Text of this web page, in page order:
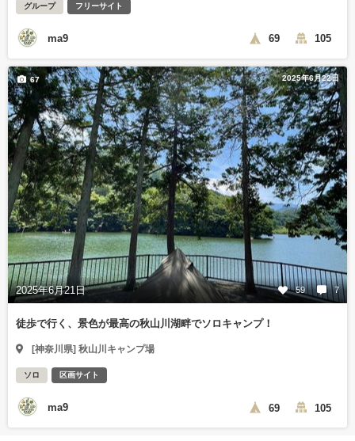
グループ フリーサイト
ma9 69 105
2025年6月22日
2025年6月21日 59 7
67
徒歩で行く、景色が最高の秋山川湖畔でソロキャンプ！
[神奈川県] 秋山川キャンプ場
ソロ 区画サイト
ma9 69 105